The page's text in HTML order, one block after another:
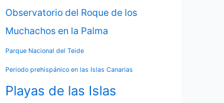
Observatorio del Roque de los
Muchachos en la Palma
Parque Nacional del Teide
Periodo prehispánico en las Islas Canarias
Playas de las Islas